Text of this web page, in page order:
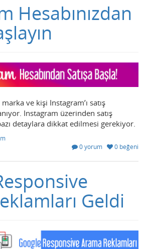
Hesabınızdan
ve kişi Instagram’ı satış
Instagram üzerinden satış
detaylara dikkat edilmesi gerekiyor.
0 yorum
0 beğeni
Geldi